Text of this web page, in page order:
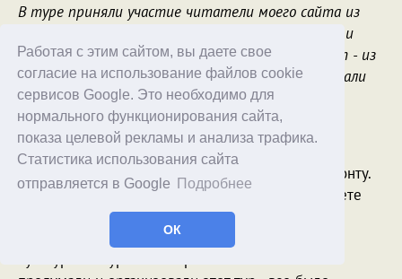
Работая с этим сайтом, вы даете свое
согласие на использование файлов cookie
сервисов Google. Это необходимо для
нормального функционирования сайта,
показа целевой рекламы и анализа трафика.
Статистика использования сайта
отправляется в Google
Подробнее
ОК
В туре приняли участие читатели моего сайта из
США, Израиля, Кипра, Словении, Италии, Испании и
Черногории. Обычно на винодельнях спрашивают - из
какой страны вы все приехали, и когда мы называли
столько разных мест, то спрашивающие очень
удивлялись.
Прежде всего - большое спасибо нашим гидам,
Кириллу с Викторией, моим партнерам по Пьемонту.
Кстати, они оба в Турине закончили в университете
программу по специальности "Мастера по
проектированию, менеджменту и продвижению